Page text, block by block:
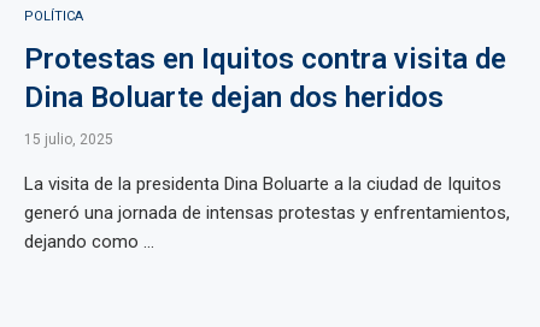
POLÍTICA
Protestas en Iquitos contra visita de
Dina Boluarte dejan dos heridos
15 julio, 2025
La visita de la presidenta Dina Boluarte a la ciudad de Iquitos
generó una jornada de intensas protestas y enfrentamientos,
dejando como ...